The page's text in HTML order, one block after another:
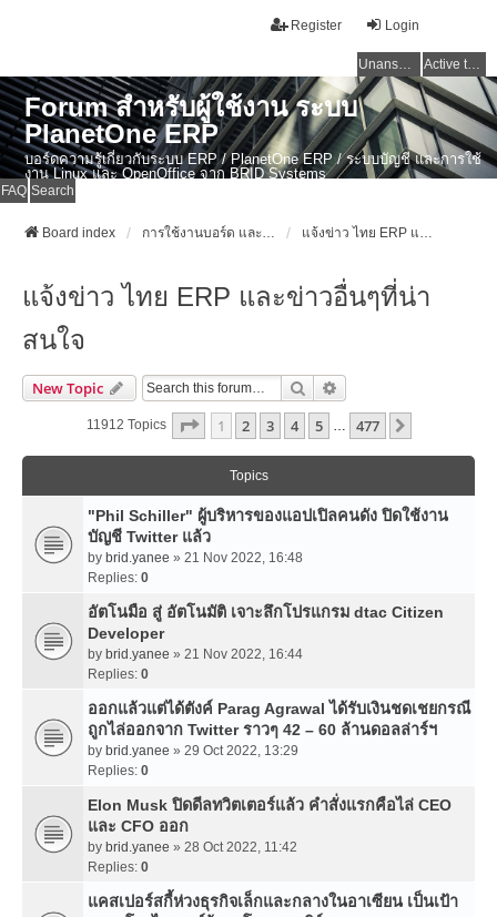
Login
Register
Unanswered topics Active topics
Forum สำหรับผู้ใช้งาน ระบบ
PlanetOne ERP
บอร์ดความรู้เกี่ยวกับระบบ ERP / PlanetOne ERP / ระบบบัญชี และการใช้
งาน Linux และ OpenOffice จาก BRID Systems
FAQ Search
Board index การใช้งานบอร์ด และข่าวสาร ERP ไทย / PlanetOne ERP / งานบัญชี / Linux แจ้งข่าว ไทย ERP และข่าวอื่นๆที่น่าสนใจ
แจ้งข่าว ไทย ERP และข่าวอื่นๆที่น่า
สนใจ
New Topic Search
11912 Topics Page 1Of477
1 2 3 4 5 … 477
Topics
"Phil Schiller" ผู้บริหารของแอปเปิลคนดัง ปิดใช้งาน
บัญชี Twitter แล้ว
by brid.yanee » 21 Nov 2022, 16:48
Replies: 0
อัตโนมือ สู่ อัตโนมัติ เจาะลึกโปรแกรม dtac Citizen
Developer
by brid.yanee » 21 Nov 2022, 16:44
Replies: 0
ออกแล้วแต่ได้ตังค์ Parag Agrawal ได้รับเงินชดเชยกรณี
ถูกไล่ออกจาก Twitter ราวๆ 42 – 60 ล้านดอลล่าร์ฯ
by brid.yanee » 29 Oct 2022, 13:29
Replies: 0
Elon Musk ปิดดีลทวิตเตอร์แล้ว คำสั่งแรกคือไล่ CEO
และ CFO ออก
by brid.yanee » 28 Oct 2022, 11:42
Replies: 0
แคสเปอร์สกี้ห่วงธุรกิจเล็กและกลางในอาเซียน เป็นเป้า